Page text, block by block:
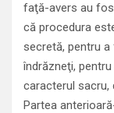
faţă-avers au
că procedura
secretă, pentru
îndrăzneţi,
caracterul sacru,
Partea